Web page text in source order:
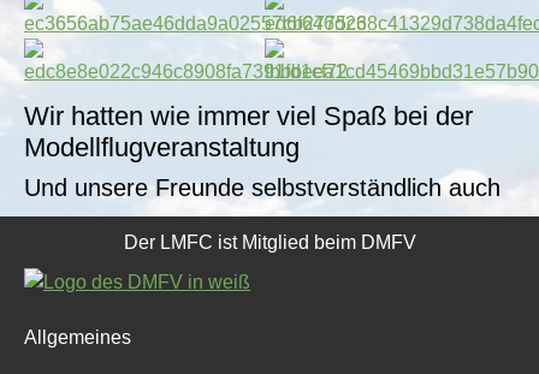
Show larger version for: Show larger version for:
Wir hatten wie immer viel Spaß bei der
Modellflugveranstaltung
Und unsere Freunde selbstverständlich auch
Der LMFC ist Mitglied beim DMFV
Allgemeines